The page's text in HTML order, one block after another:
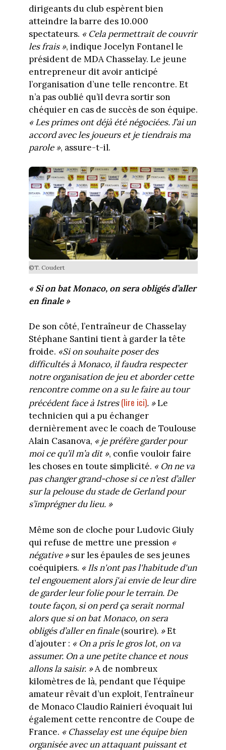
dirigeants du club espèrent bien
atteindre la barre des 10.000
spectateurs. « Cela permettrait de couvrir
les frais », indique Jocelyn Fontanel le
président de MDA Chasselay. Le jeune
entrepreneur dit avoir anticipé
l’organisation d’une telle rencontre. Et
n’a pas oublié qu’il devra sortir son
chéquier en cas de succès de son équipe.
« Les primes ont déjà été négociées. J’ai un
accord avec les joueurs et je tiendrais ma
parole », assure-t-il.
©T. Coudert
« Si on bat Monaco, on sera obligés d’aller
en finale »
De son côté, l’entraîneur de Chasselay
Stéphane Santini tient à garder la tête
froide. «Si on souhaite poser des
difficultés à Monaco, il faudra respecter
notre organisation de jeu et aborder cette
rencontre comme on a su le faire au tour
précédent face à Istres(lire ici). »Le
technicien qui a pu échanger
dernièrement avec le coach de Toulouse
Alain Casanova, « je préfère garder pour
moi ce qu’il m’a dit », confie vouloir faire
les choses en toute simplicité. « On ne va
pas changer grand-chose si ce n’est d’aller
sur la pelouse du stade de Gerland pour
s’imprégner du lieu. »
Même son de cloche pour Ludovic Giuly
qui refuse de mettre une pression «
négative »sur les épaules de ses jeunes
coéquipiers. « Ils n'ont pas l'habitude d'un
tel engouement alors j'ai envie de leur dire
de garder leur folie pour le terrain. De
toute façon, si on perd ça serait normal
alors que si on bat Monaco, on sera
obligés d’aller en finale(sourire). »Et
d’ajouter : « On a pris le gros lot, on va
assumer. On a une petite chance et nous
allons la saisir. »A de nombreux
kilomètres de là, pendant que l’équipe
amateur rêvait d’un exploit, l’entraîneur
de Monaco Claudio Rainieri évoquait lui
également cette rencontre de Coupe de
France. « Chasselay est une équipe bien
organisée avec un attaquant puissant et